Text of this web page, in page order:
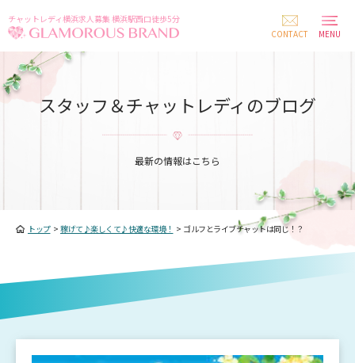
チャットレディ横浜求人募集 横浜駅西口徒歩5分
CONTACT
MENU
スタッフ＆チャットレディのブログ
最新の情報はこちら
トップ> 稼げて♪楽しくて♪快適な環境！ > ゴルフとライブチャットは同じ！？